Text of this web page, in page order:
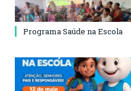
Programa Saúde na Escola